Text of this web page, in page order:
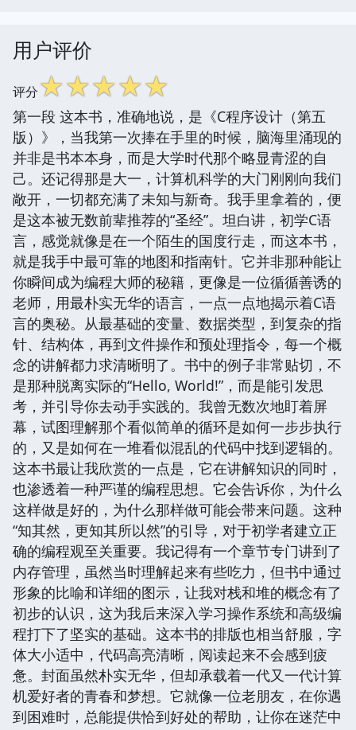
用户评价
评分☆☆☆☆☆
第一段 这本书，准确地说，是《C程序设计（第五
版）》，当我第一次捧在手里的时候，脑海里涌现的
并非是书本本身，而是大学时代那个略显青涩的自
己。还记得那是大一，计算机科学的大门刚刚向我们
敞开，一切都充满了未知与新奇。我手里拿着的，便
是这本被无数前辈推荐的“圣经”。坦白讲，初学C语
言，感觉就像是在一个陌生的国度行走，而这本书，
就是我手中最可靠的地图和指南针。它并非那种能让
你瞬间成为编程大师的秘籍，更像是一位循循善诱的
老师，用最朴实无华的语言，一点一点地揭示着C语
言的奥秘。从最基础的变量、数据类型，到复杂的指
针、结构体，再到文件操作和预处理指令，每一个概
念的讲解都力求清晰明了。书中的例子非常贴切，不
是那种脱离实际的“Hello, World!”，而是能引发思
考，并引导你去动手实践的。我曾无数次地盯着屏
幕，试图理解那个看似简单的循环是如何一步步执行
的，又是如何在一堆看似混乱的代码中找到逻辑的。
这本书最让我欣赏的一点是，它在讲解知识的同时，
也渗透着一种严谨的编程思想。它会告诉你，为什么
这样做是好的，为什么那样做可能会带来问题。这种
“知其然，更知其所以然”的引导，对于初学者建立正
确的编程观至关重要。我记得有一个章节专门讲到了
内存管理，虽然当时理解起来有些吃力，但书中通过
形象的比喻和详细的图示，让我对栈和堆的概念有了
初步的认识，这为我后来深入学习操作系统和高级编
程打下了坚实的基础。这本书的排版也相当舒服，字
体大小适中，代码高亮清晰，阅读起来不会感到疲
惫。封面虽然朴实无华，但却承载着一代又一代计算
机爱好者的青春和梦想。它就像一位老朋友，在你遇
到困难时，总能提供恰到好处的帮助，让你在迷茫中